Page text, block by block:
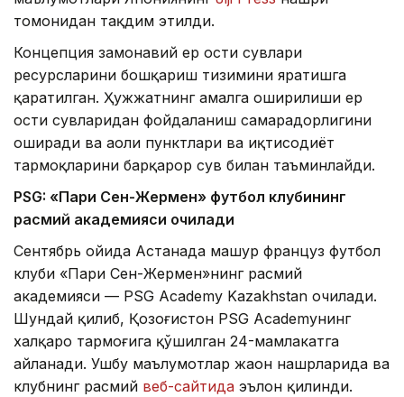
томонидан тақдим этилди.
Концепция замонавий ер ости сувлари
ресурсларини бошқариш тизимини яратишга
қаратилган. Ҳужжатнинг амалга оширилиши ер
ости сувларидан фойдаланиш самарадорлигини
оширади ва аҳоли пунктлари ва иқтисодиёт
тармоқларини барқарор сув билан таъминлайди.
PSG: «Пари Сен-Жермен» футбол клубининг
расмий академияси очилади
Сентябрь ойида Астанада машҳур француз футбол
клуби «Пари Сен-Жермен»нинг расмий
академияси — PSG Academy Kazakhstan очилади.
Шундай қилиб, Қозоғистон PSG Academyнинг
халқаро тармоғига қўшилган 24-мамлакатга
айланади. Ушбу маълумотлар жаҳон нашрларида ва
клубнинг расмий веб-сайтида эълон қилинди.